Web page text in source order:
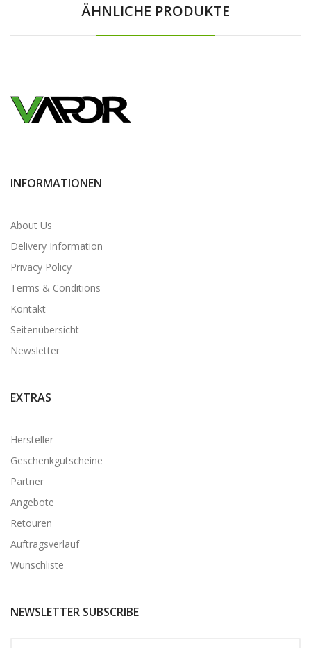
ÄHNLICHE PRODUKTE
INFORMATIONEN
About Us
Delivery Information
Privacy Policy
Terms & Conditions
Kontakt
Seitenübersicht
Newsletter
EXTRAS
Hersteller
Geschenkgutscheine
Partner
Angebote
Retouren
Auftragsverlauf
Wunschliste
NEWSLETTER SUBSCRIBE